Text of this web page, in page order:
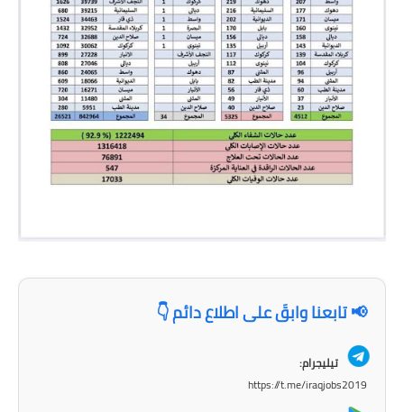
المرحلة الابتدائية
المرحلة المتوسطة
المرحلة الاعدادية
مرشحات
المرحلة المتوسطة
المرحلة الاعدادية
كتب مدرسية
📢 تابعنا وابقَ على اطلاع دائم 👇
تيليجرام:
https://t.me/iraqjobs2019